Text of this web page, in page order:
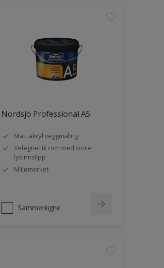
Nordsjö Professional A5
Matt akryl veggmaling
Velegnet til rom med store
lysinnslipp
Miljømerket
Sammenligne